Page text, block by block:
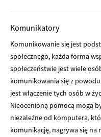
Komunikatory
Komunikowanie się jest
społecznego, każda forma
społeczeństwie jest wiele
komunikowania się z
jest włączenie tych osób w
Nieocenioną pomocą mogą
niezależne od komputera,
komunikację, nagrywa się na